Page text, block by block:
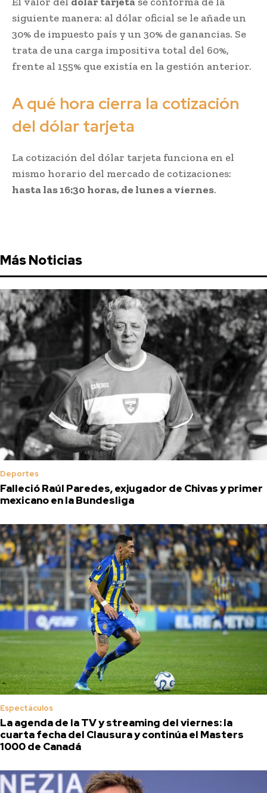
siguiente manera: al dólar oficial se le añade un
30% de impuesto país y un 30% de ganancias. Se
trata de una carga impositiva total del 60%,
frente al 155% que existía en la gestión anterior.
A qué hora cierra la cotización
del dólar tarjeta
La cotización del dólar tarjeta funciona en el
mismo horario del mercado de cotizaciones:
hasta las 16:30 horas, de lunes a viernes.
Más Noticias
Deportes
Falleció Raúl Paredes, exjugador de Chivas y primer
mexicano en la Bundesliga
Espectáculos
La agenda de la TV y streaming del viernes: la
cuarta fecha del Clausura y continúa el Masters
1000 de Canadá